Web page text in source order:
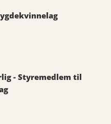
- Styremedlem til